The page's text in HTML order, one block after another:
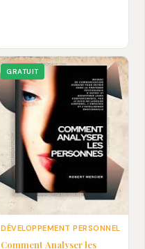
GRATUIT
DÉVELOPPEMENT PERSONNEL
Comment Analyser les